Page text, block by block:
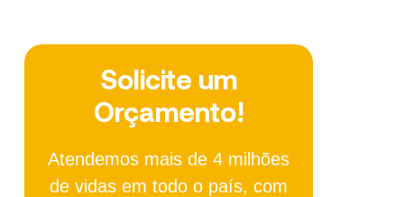
Solicite um
Orçamento!
Atendemos mais de 4 milhões
de vidas em todo o país, com